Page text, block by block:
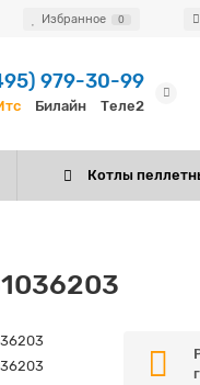
Избранное 0
979-30-99
Билайн Теле2
Котлы